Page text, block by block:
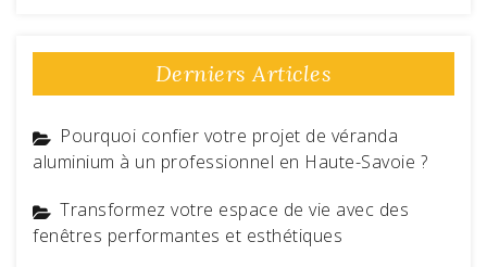
Derniers Articles
Pourquoi confier votre projet de véranda
aluminium à un professionnel en Haute-Savoie ?
Transformez votre espace de vie avec des
fenêtres performantes et esthétiques